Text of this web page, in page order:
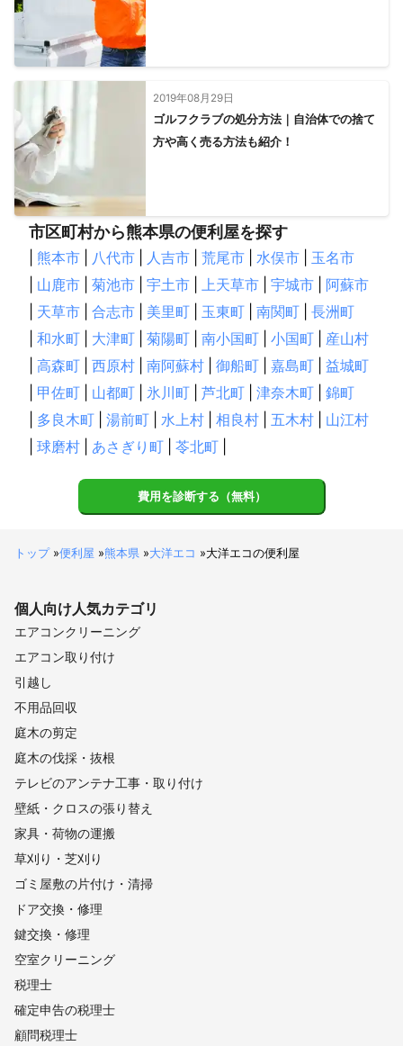
2019年08月29日
ゴルフクラブの処分方法｜自治体での捨て
方や高く売る方法も紹介！
市区町村から熊本県の便利屋を探す
熊本市 八代市 人吉市 荒尾市 水俣市
玉名市
山鹿市 菊池市 宇土市 上天草市 宇城市
阿蘇市
天草市 合志市 美里町 玉東町 南関町
長洲町
和水町 大津町 菊陽町 南小国町 小国町
産山村
高森町 西原村 南阿蘇村 御船町 嘉島町
益城町
甲佐町 山都町 氷川町 芦北町 津奈木町
錦町
多良木町 湯前町 水上村 相良村 五木村
山江村
球磨村 あさぎり町 苓北町
費用を診断する（無料）
トップ»便利屋 »熊本県 »大洋エコ »大洋エコの便利屋
個人向け人気カテゴリ
エアコンクリーニング
エアコン取り付け
引越し
不用品回収
庭木の剪定
庭木の伐採・抜根
テレビのアンテナ工事・取り付け
壁紙・クロスの張り替え
家具・荷物の運搬
草刈り・芝刈り
ゴミ屋敷の片付け・清掃
ドア交換・修理
鍵交換・修理
空室クリーニング
税理士
確定申告の税理士
顧問税理士